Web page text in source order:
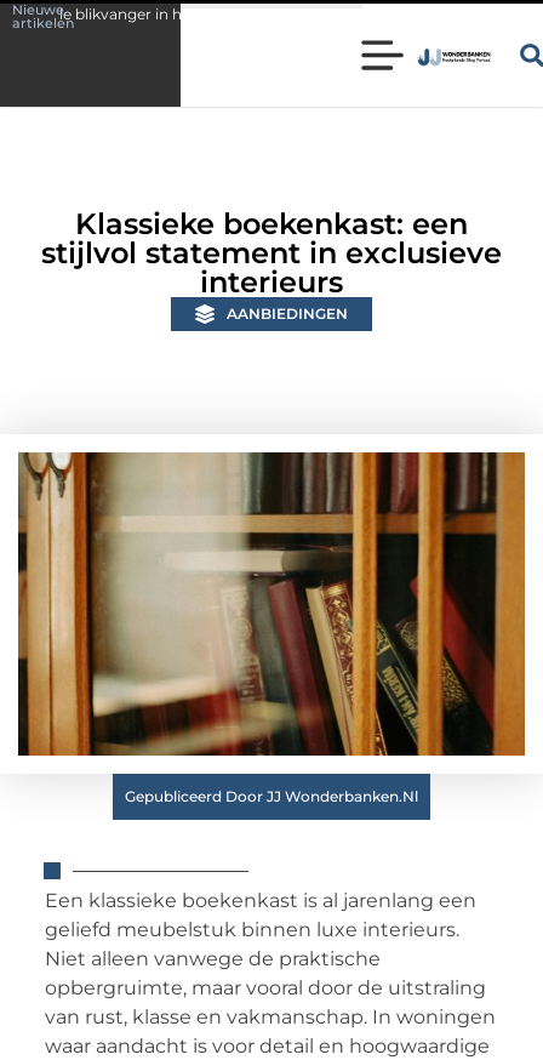
Nieuwe
artikelenWonen in een karakteristieke woning in Bunschoten?
Klassieke boekenkast: een
stijlvol statement in exclusieve
interieurs
AANBIEDINGEN
Gepubliceerd Door JJ Wonderbanken.nl
Een klassieke boekenkast is al jarenlang een
geliefd meubelstuk binnen luxe interieurs.
Niet alleen vanwege de praktische
opbergruimte, maar vooral door de uitstraling
van rust, klasse en vakmanschap. In woningen
waar aandacht is voor detail en hoogwaardige